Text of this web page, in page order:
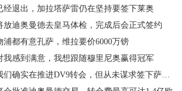
经退出，加拉塔萨雷仍在坚持要签下莱奥
放迪奥曼德去皇马体检，完成后会正式签约
都有意孔萨，维拉要价6000万镑
我感到满意，我想跟随穆里尼奥赢得冠军
确实在推进DV9转会，但从未谋求签下萨拉赫